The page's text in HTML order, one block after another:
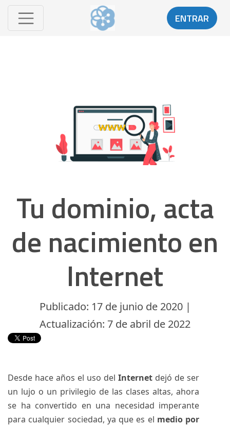
ENTRAR
Tu dominio, acta
de nacimiento en
Internet
Publicado: 17 de junio de 2020 |
Actualización: 7 de abril de 2022
Desde hace años el uso del Internet dejó de ser
un lujo o un privilegio de las clases altas, ahora
se ha convertido en una necesidad imperante
para cualquier sociedad, ya que es el medio por